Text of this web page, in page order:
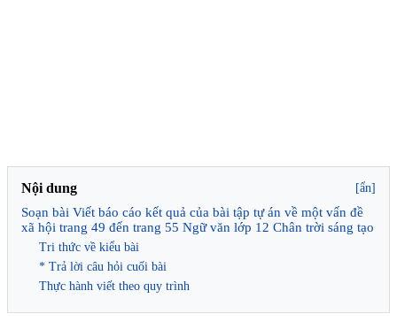
Nội dung [ẩn]
Soạn bài Viết báo cáo kết quả của bài tập tự án về một vấn đề
xã hội trang 49 đến trang 55 Ngữ văn lớp 12 Chân trời sáng tạo
Tri thức về kiểu bài
* Trả lời câu hỏi cuối bài
Thực hành viết theo quy trình